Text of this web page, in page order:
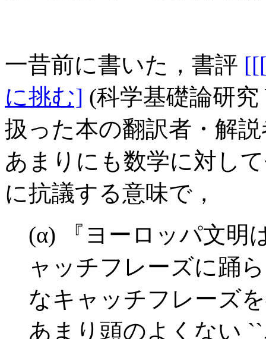
一昔前に書いた，書評
に挑む] (科学基礎論研究
扱った本の翻訳者・解
あまりにも数学に対し
に抗議する意味で，
(α) 『ヨーロッパ文明
ャッチフレーズに踊
なキャッチフレーズ
あまり頭のよくない